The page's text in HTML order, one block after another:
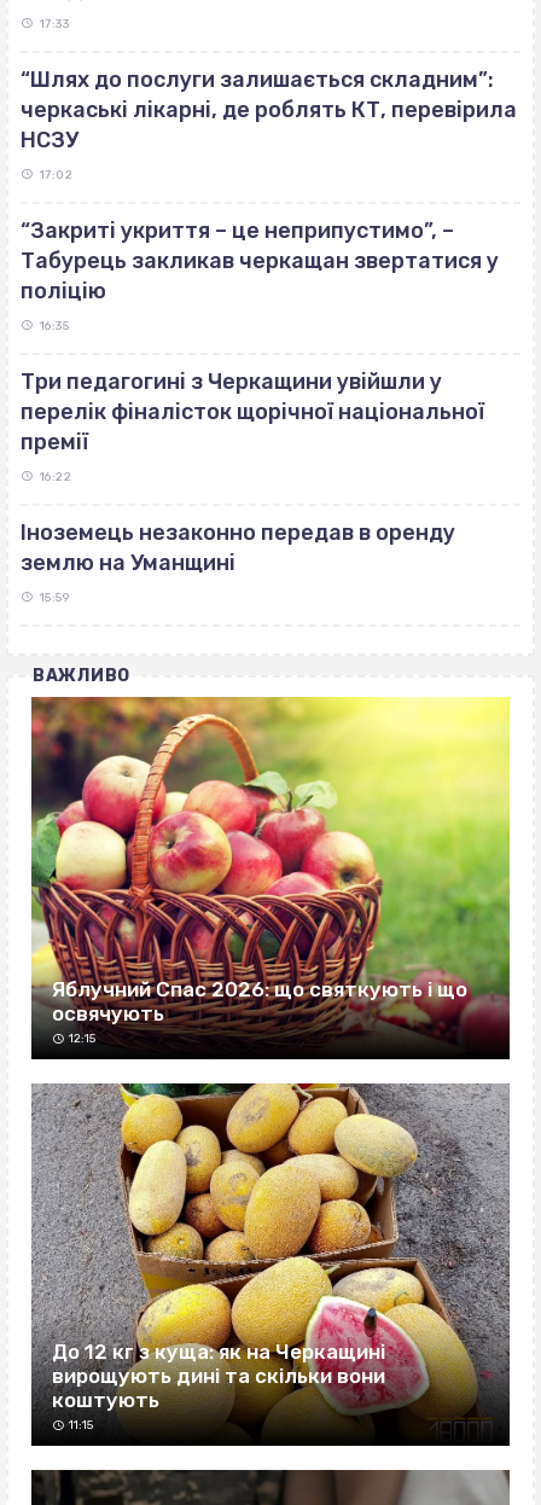
17:33
“Шлях до послуги залишається складним”:
черкаські лікарні, де роблять КТ, перевірила
НСЗУ
17:02
“Закриті укриття – це неприпустимо”, –
Табурець закликав черкащан звертатися у
поліцію
16:35
Три педагогині з Черкащини увійшли у
перелік фіналісток щорічної національної
премії
16:22
Іноземець незаконно передав в оренду
землю на Уманщині
15:59
ВАЖЛИВО
Яблучний Спас 2026: що святкують і що
освячують
12:15
До 12 кг з куща: як на Черкащині
вирощують дині та скільки вони
коштують
11:15